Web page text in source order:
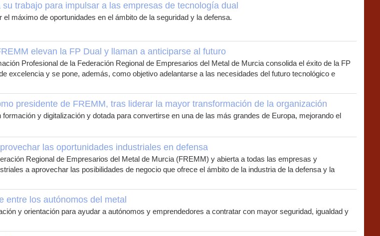
trabajo para impulsar a las empresas de tecnología dual
máximo de oportunidades en el ámbito de la seguridad y la defensa.
elevan la FP Dual y llaman a anticiparse al futuro
Profesional de la Federación Regional de Empresarios del Metal de Murcia consolida el éxito de la FP
excelencia y se pone, además, como objetivo adelantarse a las necesidades del futuro tecnológico e
presidente de FREMM, tras liderar la mayor transformación de la organización
y digitalización y dotada para convertirse en una de las más grandes de Europa, mejorando el
las oportunidades industriales en defensa
Regional de Empresarios del Metal de Murcia (FREMM) y abierta a todas las empresas y
a aprovechar las posibilidades de negocio que ofrece el ámbito de la industria de la defensa y la
entre los autónomos del metal
y orientación para ayudar a autónomos y emprendedores a contratar con mayor seguridad, igualdad y